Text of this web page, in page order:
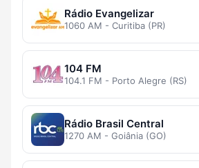
Rádio Evangelizar
1060 AM - Curitiba (PR)
104 FM
104.1 FM - Porto Alegre (RS)
Rádio Brasil Central
1270 AM - Goiânia (GO)